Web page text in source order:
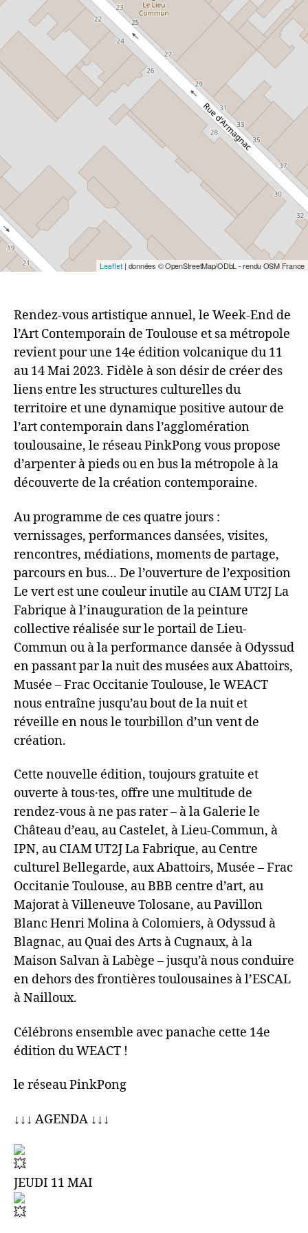
Leaflet| données © OpenStreetMap/ODbL - rendu OSM France
Rendez-vous artistique annuel, le Week-End de
l’Art Contemporain de Toulouse et sa métropole
revient pour une 14e édition volcanique du 11
au 14 Mai 2023. Fidèle à son désir de créer des
liens entre les structures culturelles du
territoire et une dynamique positive autour de
l’art contemporain dans l’agglomération
toulousaine, le réseau PinkPong vous propose
d’arpenter à pieds ou en bus la métropole à la
découverte de la création contemporaine.
Au programme de ces quatre jours :
vernissages, performances dansées, visites,
rencontres, médiations, moments de partage,
parcours en bus... De l’ouverture de l’exposition
Le vert est une couleur inutile au CIAM UT2J La
Fabrique à l’inauguration de la peinture
collective réalisée sur le portail de Lieu-
Commun ou à la performance dansée à Odyssud
en passant par la nuit des musées aux Abattoirs,
Musée – Frac Occitanie Toulouse, le WEACT
nous entraîne jusqu’au bout de la nuit et
réveille en nous le tourbillon d’un vent de
création.
Cette nouvelle édition, toujours gratuite et
ouverte à tous·tes, offre une multitude de
rendez‑vous à ne pas rater – à la Galerie le
Château d’eau, au Castelet, à Lieu‑Commun, à
IPN, au CIAM UT2J La Fabrique, au Centre
culturel Bellegarde, aux Abattoirs, Musée – Frac
Occitanie Toulouse, au BBB centre d’art, au
Majorat à Villeneuve Tolosane, au Pavillon
Blanc Henri Molina à Colomiers, à Odyssud à
Blagnac, au Quai des Arts à Cugnaux, à la
Maison Salvan à Labège – jusqu’à nous conduire
en dehors des frontières toulousaines à l’ESCAL
à Nailloux.
Célébrons ensemble avec panache cette 14e
édition du WEACT !
le réseau PinkPong
↓↓↓ AGENDA ↓↓↓
JEUDI 11 MAI